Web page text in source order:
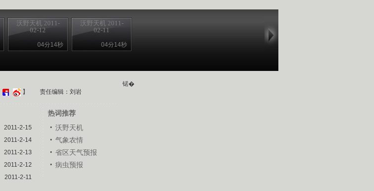
沃野天机 2011-
02-12
04分14秒
沃野天机 2011-
02-11
04分14秒
锘�
】 责任编辑：刘岩
2011-2-15
2011-2-14
2011-2-13
2011-2-12
2011-2-11
热词推荐
沃野天机
气象农情
省区天气预报
病虫预报